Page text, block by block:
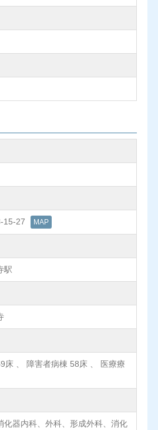
15-27 MAP
駅
、 障害者病棟 58床 、 医療療
化器内科、外科、形成外科、消化